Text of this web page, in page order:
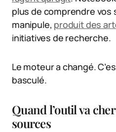
plus de comprendre vos
manipule, produit des
initiatives de recherche.
Le moteur a changé.
basculé.
Quand l’outil va
sources